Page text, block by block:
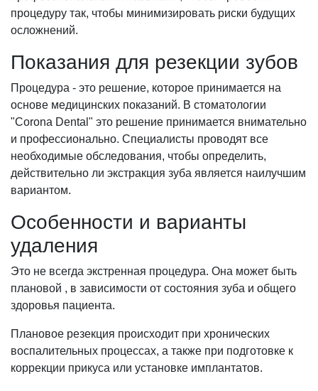
процедуру так, чтобы минимизировать риски будущих
осложнений.
Показания для резекции зубов
Процедура - это решение, которое принимается на
основе медицинских показаний. В стоматологии
"Corona Dental" это решение принимается внимательно
и профессионально. Специалисты проводят все
необходимые обследования, чтобы определить,
действительно ли экстракция зуба является наилучшим
вариантом.
Особенности и варианты
удаления
Это не всегда экстренная процедура. Она может быть
плановой , в зависимости от состояния зуба и общего
здоровья пациента.
Плановое резекция происходит при хронических
воспалительных процессах, а также при подготовке к
коррекции прикуса или установке имплантатов.